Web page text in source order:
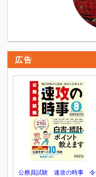
広告
公務員試験 速攻の時事 令